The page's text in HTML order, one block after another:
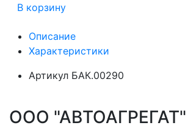
В корзину
Описание
Характеристики
Артикул БАК.00290
ООО "АВТОАГРЕГАТ"